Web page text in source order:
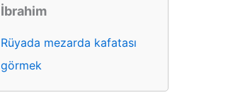
İbrahim
Rüyada mezarda kafatası
görmek